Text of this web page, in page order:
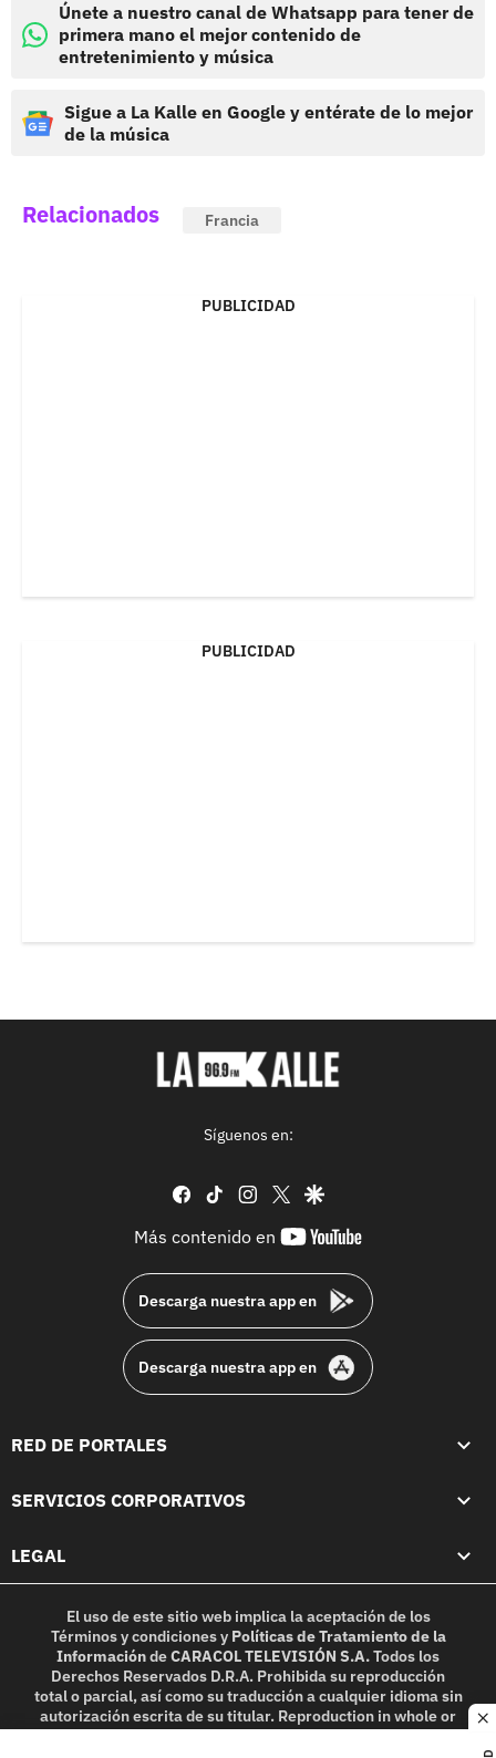
Únete a nuestro canal de Whatsapp para tener de
primera mano el mejor contenido de
entretenimiento y música
Sigue a La Kalle en Google y entérate de lo mejor
de la música
Relacionados Francia
PUBLICIDAD
PUBLICIDAD
Síguenos en:
facebook
tiktok instagram
twittergoogle
Más contenido en
youtube-
Descarga nuestra app en
Descarga nuestra app en
RED DE PORTALES
SERVICIOS CORPORATIVOS
LEGAL
El uso de este sitio web implica la aceptación de los
Términos y condicionesy Políticas de Tratamiento de la
InformacióndeCARACOL TELEVISIÓN S.A.Todos los
Derechos Reservados D.R.A. Prohibida su reproducción
total o parcial, así como su traducción a cualquier idioma sin
autorización escrita de su titular. Reproduction in whole or
in part, or translation without written permission is